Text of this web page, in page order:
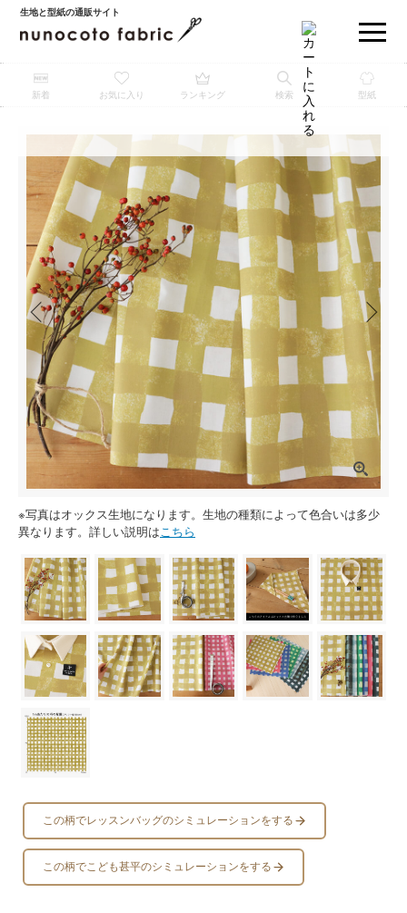
生地と型紙の通販サイト
新着 お気に入り ランキング 検索 型紙
※写真はオックス生地になります。生地の種類によって色合いは多少
異なります。詳しい説明はこちら
この柄でレッスンバッグのシミュレーションをする
この柄でこども甚平のシミュレーションをする